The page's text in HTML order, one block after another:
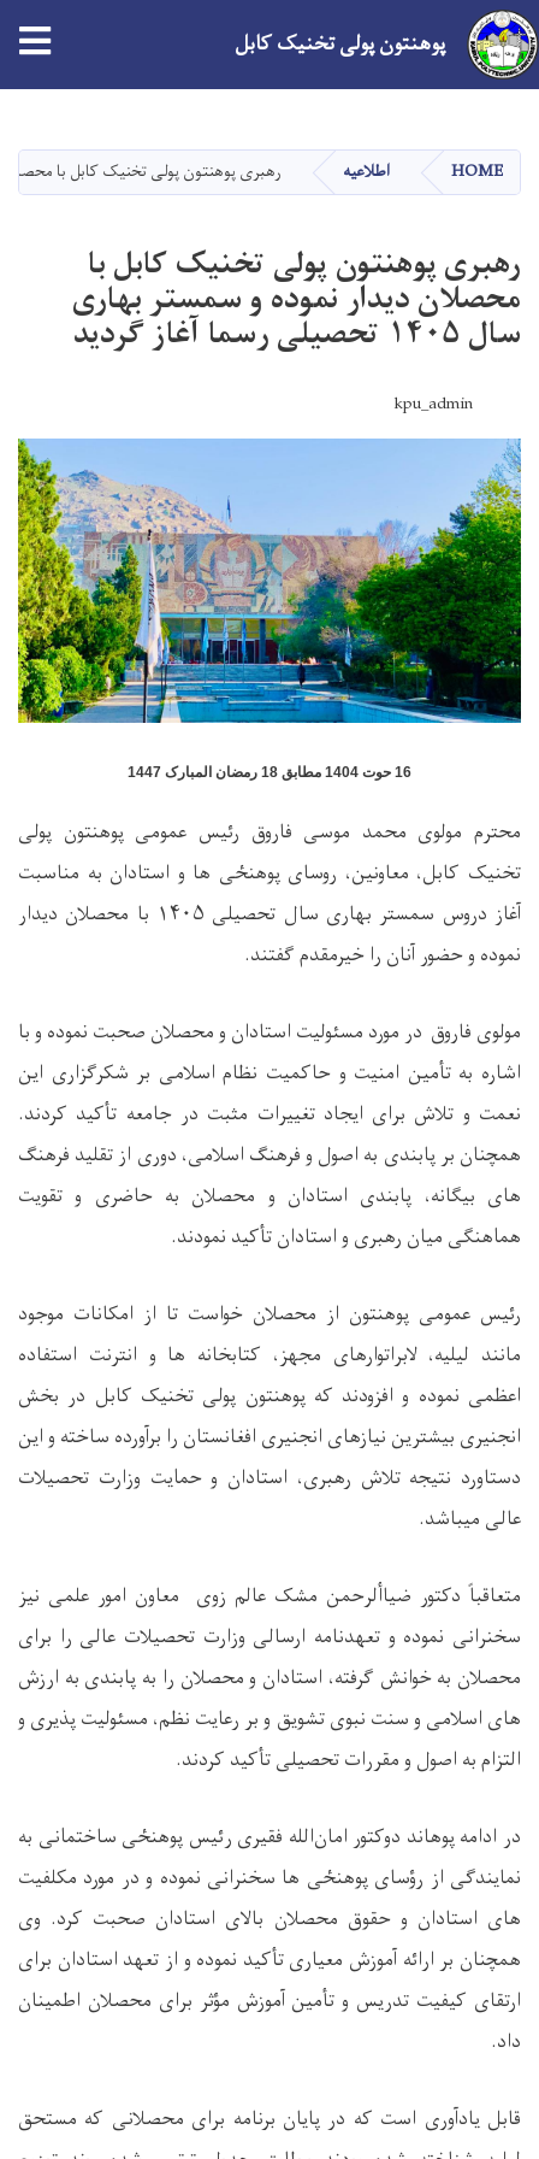
main
content
پوهنتون پولی تخنیک کابل
HOME اطلاعیه رهبری پوهنتون پولی تخنیک کابل با محصلان دیدار نموده و
رهبری پوهنتون پولی تخنیک کابل با
محصلان دیدار نموده و سمستر بهاری
سال ۱۴۰۵ تحصیلی رسما آغاز گردید
kpu_admin
16 حوت 1404 مطابق 18 رمضان المبارک 1447
محترم مولوی محمد موسی فاروق رئیس عمومی پوهنتون پولی
تخنیک کابل، معاونین، روسای پوهنځی ها و استادان به مناسبت
آغاز دروس سمستر بهاری سال تحصیلی ۱۴۰۵ با محصلان دیدار
نموده و حضور آنان را خیرمقدم گفتند.
مولوی فاروق در مورد مسئولیت استادان و محصلان صحبت نموده و با
اشاره به تأمین امنیت و حاکمیت نظام اسلامی بر شکرگزاری این
نعمت و تلاش برای ایجاد تغییرات مثبت در جامعه تأکید کردند.
همچنان بر پابندی به اصول و فرهنگ اسلامی، دوری از تقلید فرهنگ‌
های بیگانه، پابندی استادان و محصلان به حاضری و تقویت
هماهنگی میان رهبری و استادان تأکید نمودند.
رئیس عمومی پوهنتون از محصلان خواست تا از امکانات موجود
مانند لیلیه، لابراتوارهای مجهز، کتابخانه ‌ها و انترنت استفاده
اعظمی نموده و افزودند که پوهنتون پولی تخنیک کابل در بخش
انجنیری بیشترین نیازهای انجنیری افغانستان را برآورده ساخته و این
دستاورد نتیجه تلاش رهبری، استادان و حمایت وزارت تحصیلات
عالی میباشد.
متعاقباً دکتور ضیاألرحمن مشک عالم زوی معاون امور علمی نیز
سخنرانی نموده و تعهدنامه ارسالی وزارت تحصیلات عالی را برای
محصلان به خوانش گرفته، استادان و محصلان را به پابندی به ارزش‌
های اسلامی و سنت نبوی تشویق و بر رعایت نظم، مسئولیت ‌پذیری و
التزام به اصول و مقررات تحصیلی تأکید کردند.
در ادامه پوهاند دوکتور امان‌الله فقیری رئیس پوهنځی ساختمانی به
نمایندگی از رؤسای پوهنځی‌ ها سخنرانی نموده و در مورد مکلفیت‌
های استادان و حقوق محصلان بالای استادان صحبت کرد. وی
همچنان بر ارائه آموزش معیاری تأکید نموده و از تعهد استادان برای
ارتقای کیفیت تدریس و تأمین آموزش مؤثر برای محصلان اطمینان
داد.
قابل یادآوری است که در پایان برنامه برای محصلانی که مستحق